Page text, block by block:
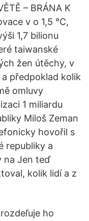
– BRÁNA K
v o 1,5 °C,
1,7 bilionu
taiwanské
žen útěchy, v
předpoklad kolik
omluvy
1 miliardu
Miloš Zeman
hovořil s
republiky a
na Jen teď
kolik lidí a z
ho